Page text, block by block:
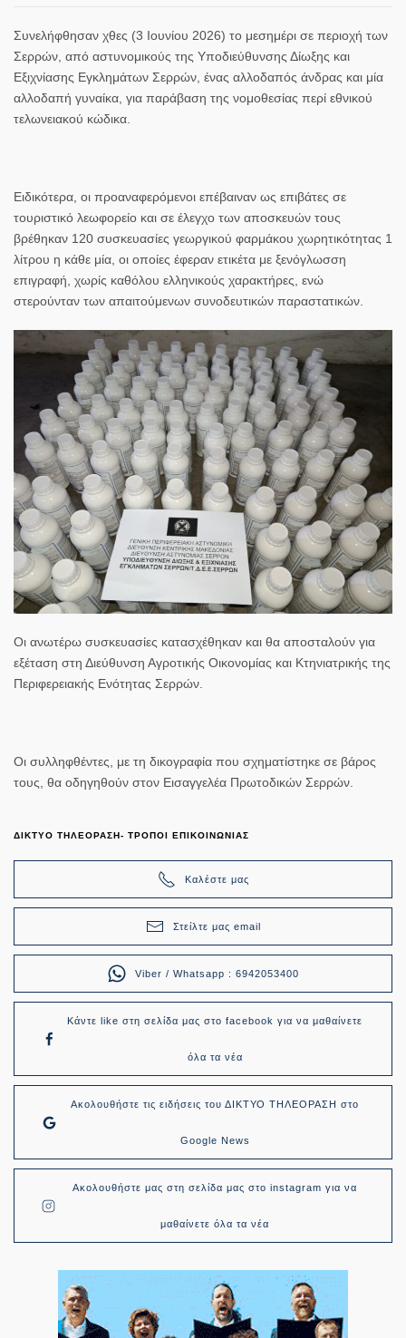
Συνελήφθησαν χθες (3 Ιουνίου 2026) το μεσημέρι σε περιοχή των
Σερρών, από αστυνομικούς της Υποδιεύθυνσης Δίωξης και
Εξιχνίασης Εγκλημάτων Σερρών, ένας αλλοδαπός άνδρας και μία
αλλοδαπή γυναίκα, για παράβαση της νομοθεσίας περί εθνικού
τελωνειακού κώδικα.
Ειδικότερα, οι προαναφερόμενοι επέβαιναν ως επιβάτες σε
τουριστικό λεωφορείο και σε έλεγχο των αποσκευών τους
βρέθηκαν 120 συσκευασίες γεωργικού φαρμάκου χωρητικότητας 1
λίτρου η κάθε μία, οι οποίες έφεραν ετικέτα με ξενόγλωσση
επιγραφή, χωρίς καθόλου ελληνικούς χαρακτήρες, ενώ
στερούνταν των απαιτούμενων συνοδευτικών παραστατικών.
Οι ανωτέρω συσκευασίες κατασχέθηκαν και θα αποσταλούν για
εξέταση στη Διεύθυνση Αγροτικής Οικονομίας και Κτηνιατρικής της
Περιφερειακής Ενότητας Σερρών.
Οι συλληφθέντες, με τη δικογραφία που σχηματίστηκε σε βάρος
τους, θα οδηγηθούν στον Εισαγγελέα Πρωτοδικών Σερρών.
ΔΙΚΤΥΟ ΤΗΛΕΟΡΑΣΗ- ΤΡΟΠΟΙ ΕΠΙΚΟΙΝΩΝΙΑΣ
Καλέστε μας
Στείλτε μας email
Viber / Whatsapp : 6942053400
Κάντε like στη σελίδα μας στο facebook για να μαθαίνετε
όλα τα νέα
Ακολουθήστε τις ειδήσεις του ΔΙΚΤΥΟ ΤΗΛΕΟΡΑΣΗ στο
Google News
Ακολουθήστε μας στη σελίδα μας στο instagram για να
μαθαίνετε όλα τα νέα